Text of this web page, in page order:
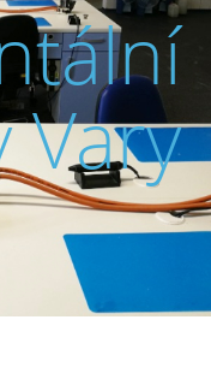
Vary